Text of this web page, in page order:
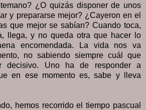
¿O quizás disponer de unos
y prepararse mejor? ¿Cayeron en el
que mejor se sabían? Cuando toca,
llega, y no queda otra que hacer lo
encomendada. La vida nos va
no sabiendo siempre cuál que
decisivo. Uno ha de responder a
en ese momento es, sabe y lleva
hemos recorrido el tiempo pascual